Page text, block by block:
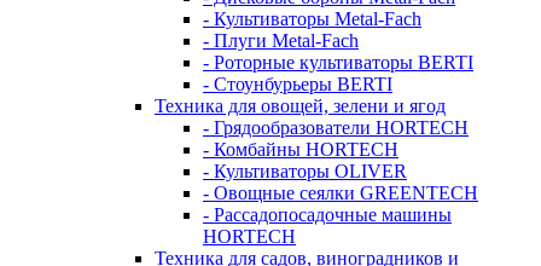
- Культиваторы Metal-Fach
- Плуги Metal-Fach
- Роторные культиваторы BERTI
- Стоунбурьеры BERTI
Техника для овощей, зелени и ягод
- Грядообразователи HORTECH
- Комбайны HORTECH
- Культиваторы OLIVER
- Овощные сеялки GREENTECH
- Рассадопосадочные машины
HORTECH
Техника для садов, виноградников и